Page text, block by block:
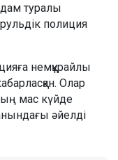
туралы
полиция
немқұрайлы
Олар
мас күйде
әйелді